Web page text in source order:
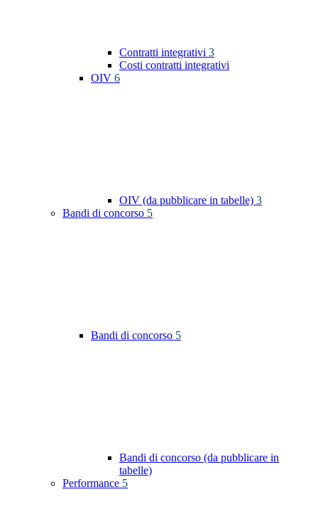
Contratti integrativi 3
Costi contratti integrativi
OIV 6
OIV (da pubblicare in tabelle) 3
Bandi di concorso 5
Bandi di concorso 5
Bandi di concorso (da pubblicare in
tabelle)
Performance 5